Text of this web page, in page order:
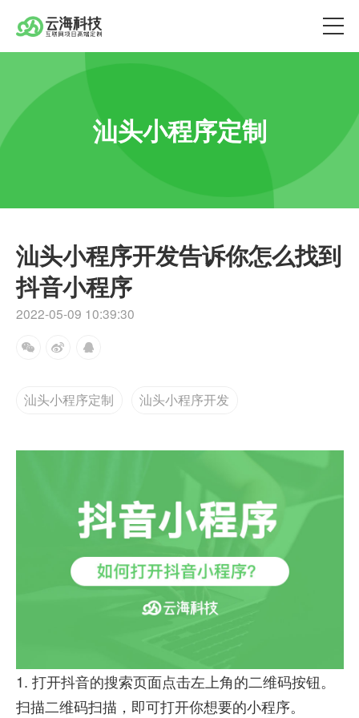
汕头小程序定制
汕头小程序开发告诉你怎么找到
抖音小程序
2022-05-09 10:39:30
汕头小程序定制 汕头小程序开发
1. 打开抖音的搜索页面点击左上角的二维码按钮。
扫描二维码扫描，即可打开你想要的小程序。